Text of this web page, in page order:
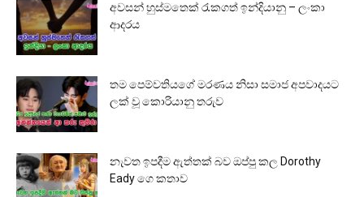
අවසන් හුස්මතෙක් රැකගත් ඉන්දියානු – ලංකා
ආදරය
තම පෙම්වතියගේ මරණය නිසා සමාජ අපවාදයට
ලක් වූ කොරියානු තරුව
නැවත ඉපදීම ඇත්තක් බව ඔප්පු කල Dorothy
Eady ගෙ කතාව